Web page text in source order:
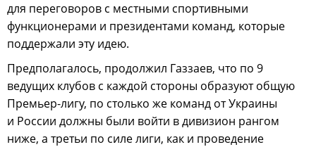
для переговоров с местными спортивными
функционерами и президентами команд, которые
поддержали эту идею.
Предполагалось, продолжил Газзаев, что по 9
ведущих клубов с каждой стороны образуют общую
Премьер-лигу, по столько же команд от Украины
и России должны были войти в дивизион рангом
ниже, а третьи по силе лиги, как и проведение